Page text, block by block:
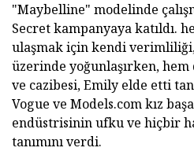
"Maybelline" modelinde
Secret kampanyaya katıldı.
ulaşmak için kendi verimliliği,
üzerinde yoğunlaşırken,
ve cazibesi, Emily elde etti
Vogue ve Models.com kız
endüstrisinin ufku ve hiçbir
tanımını verdi.